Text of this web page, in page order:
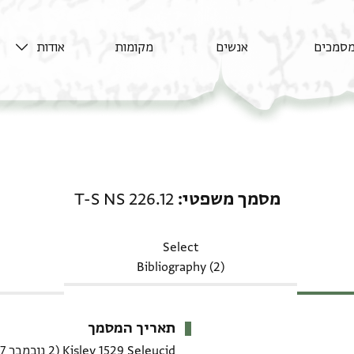
מסמכים אנשים מקומות אודות
מסמך משפטי T-S NS 226.12
Select
Bibliography (2)
תאריך המסמך